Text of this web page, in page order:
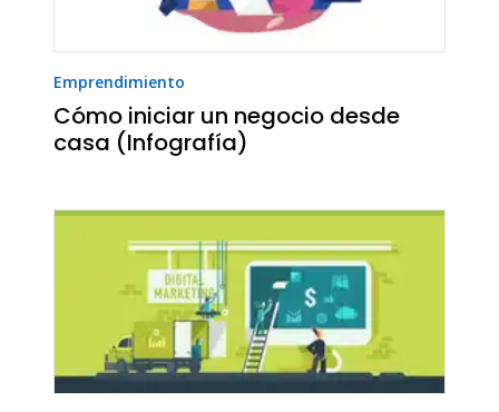
Emprendimiento
Cómo iniciar un negocio desde
casa (Infografía)